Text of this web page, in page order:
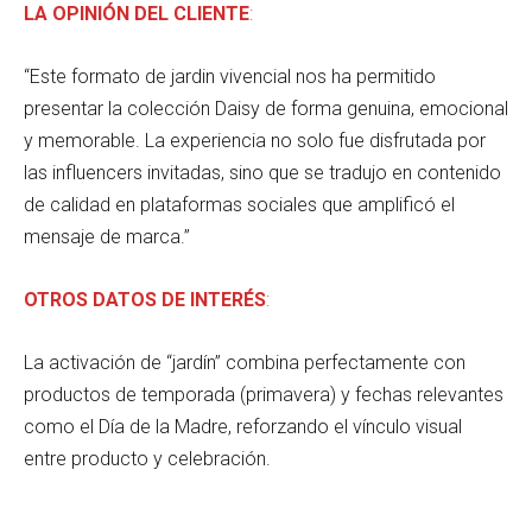
LA OPINIÓN DEL CLIENTE:
“Este formato de jardin vivencial nos ha permitido
presentar la colección Daisy de forma genuina, emocional
y memorable. La experiencia no solo fue disfrutada por
las influencers invitadas, sino que se tradujo en contenido
de calidad en plataformas sociales que amplificó el
mensaje de marca.”
OTROS DATOS DE INTERÉS:
La activación de “jardín” combina perfectamente con
productos de temporada (primavera) y fechas relevantes
como el Día de la Madre, reforzando el vínculo visual
entre producto y celebración.